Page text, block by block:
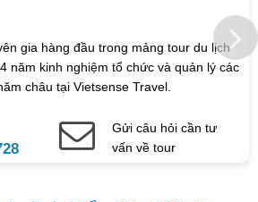
gia hàng đầu trong mảng tour du lịch
năm kinh nghiệm tổ chức và quản lý các
châu tại Vietsense Travel.
Gửi câu hỏi cần tư
vấn về tour